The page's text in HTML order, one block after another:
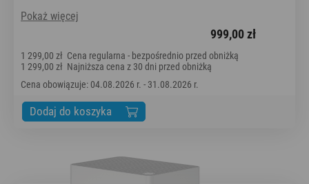
Pokaż więcej
999,00 zł
1 299,00 zł Cena regularna - bezpośrednio przed obniżką
1 299,00 zł Najniższa cena z 30 dni przed obniżką
Cena obowiązuje: 04.08.2026 r. - 31.08.2026 r.
Dodaj do koszyka